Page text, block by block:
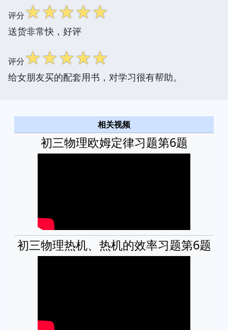
评分☆☆☆☆☆
送货非常快，好评
评分☆☆☆☆☆
给女朋友买的配套用书，对学习很有帮助。
相关视频
初三物理欧姆定律习题第6题
初三物理热机、热机的效率习题第6题